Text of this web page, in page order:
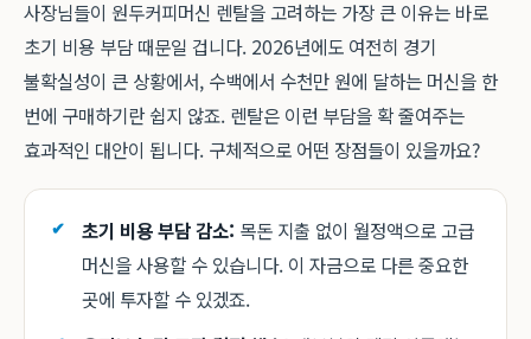
사장님들이 원두커피머신 렌탈을 고려하는 가장 큰 이유는 바로
초기 비용 부담 때문일 겁니다. 2026년에도 여전히 경기
불확실성이 큰 상황에서, 수백에서 수천만 원에 달하는 머신을 한
번에 구매하기란 쉽지 않죠. 렌탈은 이런 부담을 확 줄여주는
효과적인 대안이 됩니다. 구체적으로 어떤 장점들이 있을까요?
초기 비용 부담 감소: 목돈 지출 없이 월정액으로 고급
머신을 사용할 수 있습니다. 이 자금으로 다른 중요한
곳에 투자할 수 있겠죠.